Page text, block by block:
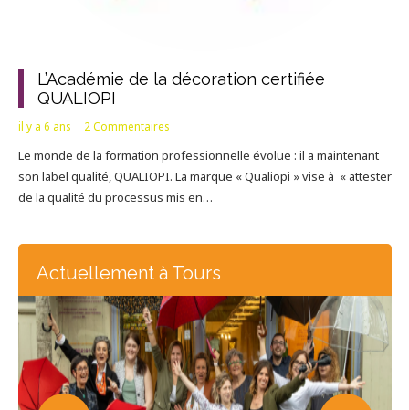
L’Académie de la décoration certifiée
QUALIOPI
il y a 6 ans 2Commentaires
Le monde de la formation professionnelle évolue : il a maintenant
son label qualité, QUALIOPI. La marque « Qualiopi » vise à « attester
de la qualité du processus mis en…
Actuellement à Tours